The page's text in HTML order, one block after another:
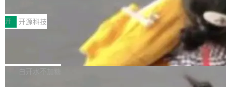
_linux(8) 增强了对 Linux 系统调用的支持，包
括 epoll（围绕 kqueue 实现）、POSIX 消息队
列、...
完整能力版图——从IAP高价值用户的全周期经
营、到IAA游戏的“买变一体”正循环、再到联运与
广告协同的全链路经营闭环，以及面向全球市场
的出海增长布局。 华为终端云业务商业化销售负
责人在开场致辞中表示，游戏开发者的核心诉求
已不再是“多一个投放渠道”，而是一套能够持续
面向AMD Ryzen X3D处理器玩家，技嘉X3D系
列主板阵容迎来新成员——B850 AORUS ELITE
X3D。作为面向主流高性能平台打造的全新主板
产品，B850 AORUS ELITE X3D延续技嘉在X3
D平台优化上的技术积累，旨在为游戏玩家带来
更稳定、更高效的装机选择。 B850 AORUS ELI
开 开源科技
Zadig v5.0 发布：AI 发布专员与 AI 审
我们团队这几天最大的卡点不是 AI 写得不够
好，是 AI 写得太好了。 好到审查排期从两天的
白开水不加糖